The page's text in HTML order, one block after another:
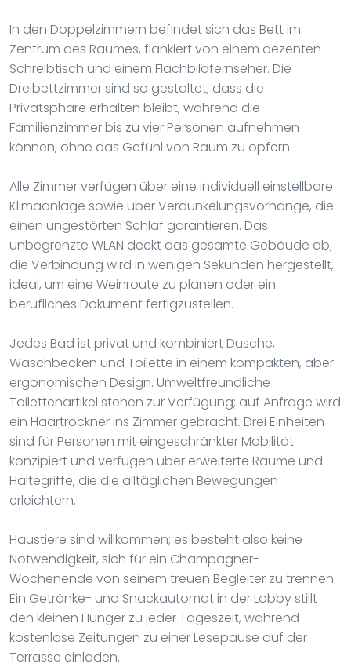
In den Doppelzimmern befindet sich das Bett im
Zentrum des Raumes, flankiert von einem dezenten
Schreibtisch und einem Flachbildfernseher. Die
Dreibettzimmer sind so gestaltet, dass die
Privatsphäre erhalten bleibt, während die
Familienzimmer bis zu vier Personen aufnehmen
können, ohne das Gefühl von Raum zu opfern.
Alle Zimmer verfügen über eine individuell einstellbare
Klimaanlage sowie über Verdunkelungsvorhänge, die
einen ungestörten Schlaf garantieren. Das
unbegrenzte WLAN deckt das gesamte Gebäude ab;
die Verbindung wird in wenigen Sekunden hergestellt,
ideal, um eine Weinroute zu planen oder ein
berufliches Dokument fertigzustellen.
Jedes Bad ist privat und kombiniert Dusche,
Waschbecken und Toilette in einem kompakten, aber
ergonomischen Design. Umweltfreundliche
Toilettenartikel stehen zur Verfügung; auf Anfrage wird
ein Haartrockner ins Zimmer gebracht. Drei Einheiten
sind für Personen mit eingeschränkter Mobilität
konzipiert und verfügen über erweiterte Räume und
Haltegriffe, die die alltäglichen Bewegungen
erleichtern.
Haustiere sind willkommen; es besteht also keine
Notwendigkeit, sich für ein Champagner-
Wochenende von seinem treuen Begleiter zu trennen.
Ein Getränke- und Snackautomat in der Lobby stillt
den kleinen Hunger zu jeder Tageszeit, während
kostenlose Zeitungen zu einer Lesepause auf der
Terrasse einladen.